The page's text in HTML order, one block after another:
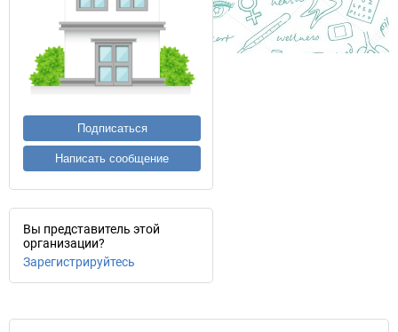
Подписаться
Написать сообщение
Вы представитель этой
организации?
Зарегистрируйтесь